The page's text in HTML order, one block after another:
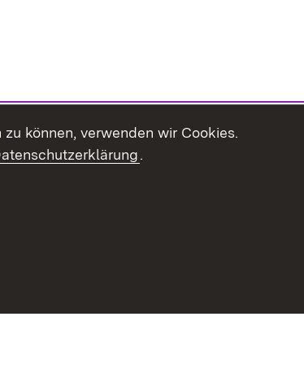
können, verwenden wir Cookies.
.